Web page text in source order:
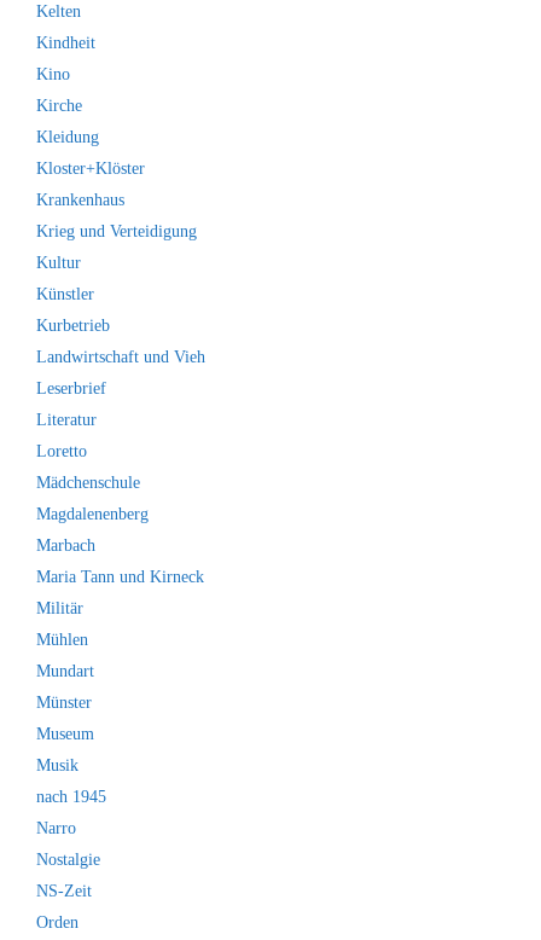
Kelten
Kindheit
Kino
Kirche
Kleidung
Kloster+Klöster
Krankenhaus
Krieg und Verteidigung
Kultur
Künstler
Kurbetrieb
Landwirtschaft und Vieh
Leserbrief
Literatur
Loretto
Mädchenschule
Magdalenenberg
Marbach
Maria Tann und Kirneck
Militär
Mühlen
Mundart
Münster
Museum
Musik
nach 1945
Narro
Nostalgie
NS-Zeit
Orden